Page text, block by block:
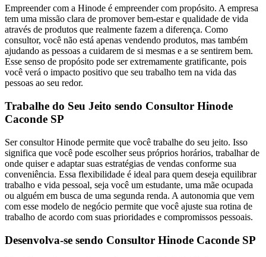
Empreender com a Hinode é empreender com propósito. A empresa
tem uma missão clara de promover bem-estar e qualidade de vida
através de produtos que realmente fazem a diferença. Como
consultor, você não está apenas vendendo produtos, mas também
ajudando as pessoas a cuidarem de si mesmas e a se sentirem bem.
Esse senso de propósito pode ser extremamente gratificante, pois
você verá o impacto positivo que seu trabalho tem na vida das
pessoas ao seu redor.
Trabalhe do Seu Jeito sendo Consultor Hinode
Caconde SP
Ser consultor Hinode permite que você trabalhe do seu jeito. Isso
significa que você pode escolher seus próprios horários, trabalhar de
onde quiser e adaptar suas estratégias de vendas conforme sua
conveniência. Essa flexibilidade é ideal para quem deseja equilibrar
trabalho e vida pessoal, seja você um estudante, uma mãe ocupada
ou alguém em busca de uma segunda renda. A autonomia que vem
com esse modelo de negócio permite que você ajuste sua rotina de
trabalho de acordo com suas prioridades e compromissos pessoais.
Desenvolva-se sendo Consultor Hinode Caconde SP